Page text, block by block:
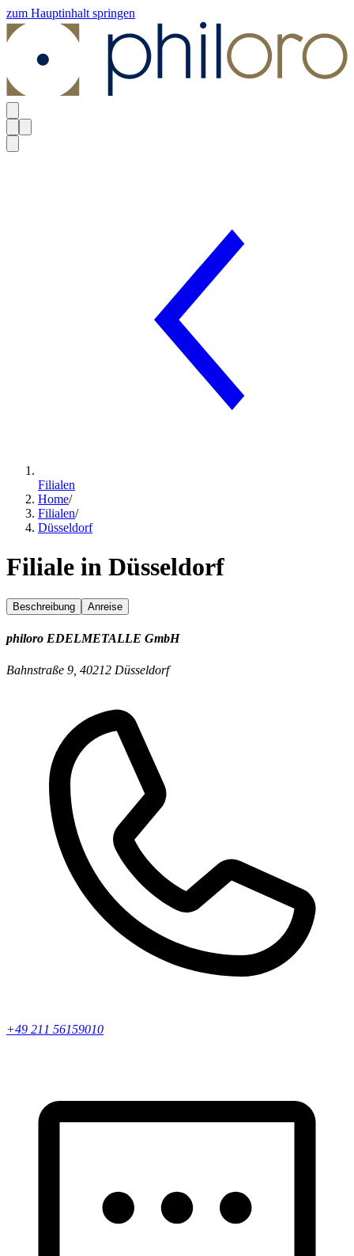
zum Hauptinhalt springen
Filialen
Home/
Filialen/
Düsseldorf
Filiale in Düsseldorf
Beschreibung Anreise
philoro EDELMETALLE GmbH
Bahnstraße 9, 40212 Düsseldorf
+49 211 56159010